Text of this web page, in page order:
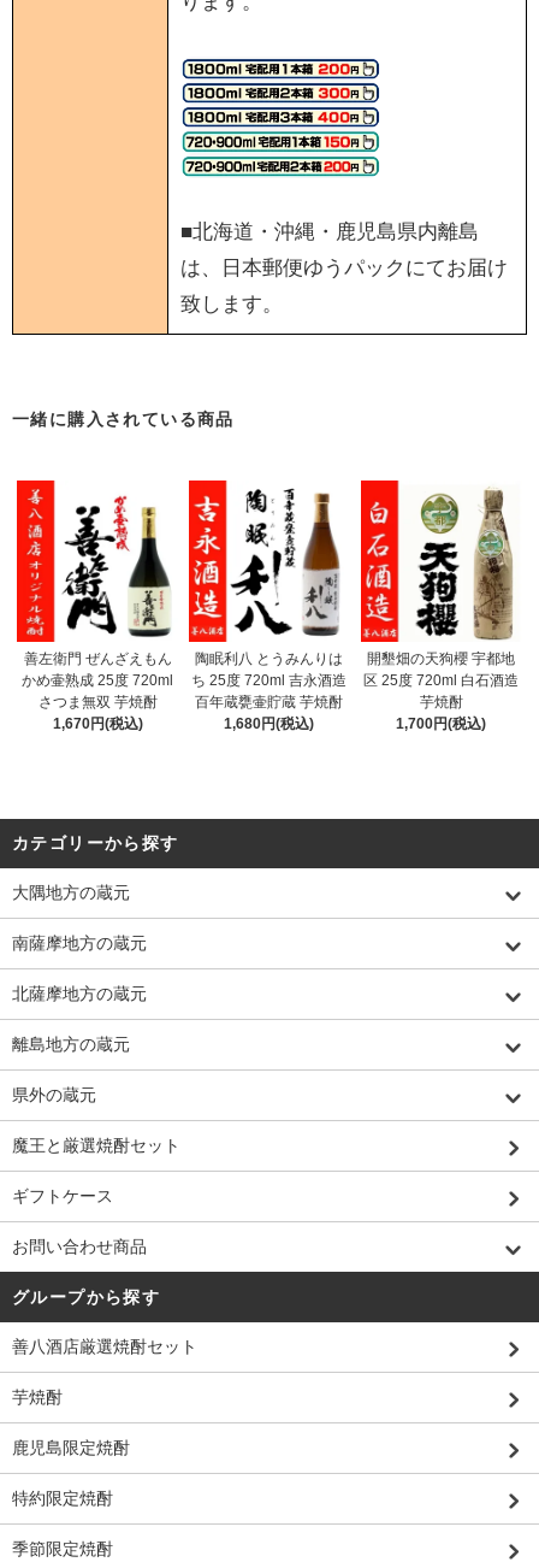
■北海道・沖縄・鹿児島県内離島
は、日本郵便ゆうパックにてお届け
致します。
一緒に購入されている商品
善左衛門 ぜんざえもん
かめ壷熟成 25度 720ml
さつま無双 芋焼酎
1,670円(税込)
陶眠利八 とうみんりは
ち 25度 720ml 吉永酒造
百年蔵甕壷貯蔵 芋焼酎
1,680円(税込)
開墾畑の天狗櫻 宇都地
区 25度 720ml 白石酒造
芋焼酎
1,700円(税込)
カテゴリーから探す
大隅地方の蔵元
南薩摩地方の蔵元
北薩摩地方の蔵元
離島地方の蔵元
県外の蔵元
魔王と厳選焼酎セット
ギフトケース
お問い合わせ商品
グループから探す
善八酒店厳選焼酎セット
芋焼酎
鹿児島限定焼酎
特約限定焼酎
季節限定焼酎